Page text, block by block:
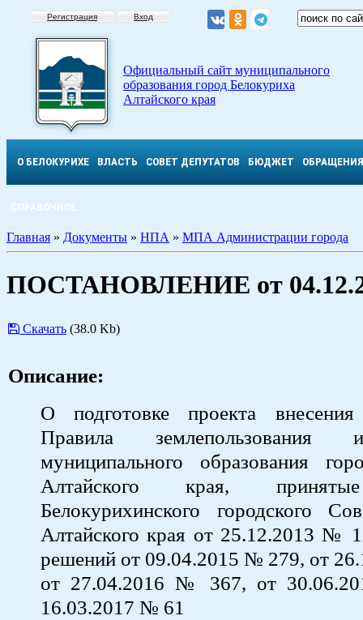
Регистрация Вход
Официальный сайт муниципального
образования город Белокуриха
Алтайского края
О БЕЛОКУРИХЕ ВЛАСТЬ СОВЕТ ДЕПУТАТОВ БЮДЖЕТ ОБРАЩЕНИЯ
СПРАВОЧНОЕ
Главная » Документы » НПА » МПА Администрации города
ПОСТАНОВЛЕНИЕ от
Скачать (38.0 Kb)
Описание:
О подготовке проекта
Правила землепользования
муниципального образования
Алтайского края,
Белокурихинского городского
Алтайского края от 25.12.2013 №
решений от 09.04.2015 № 279, от
от 27.04.2016 № 367, от
16.03.2017 № 61